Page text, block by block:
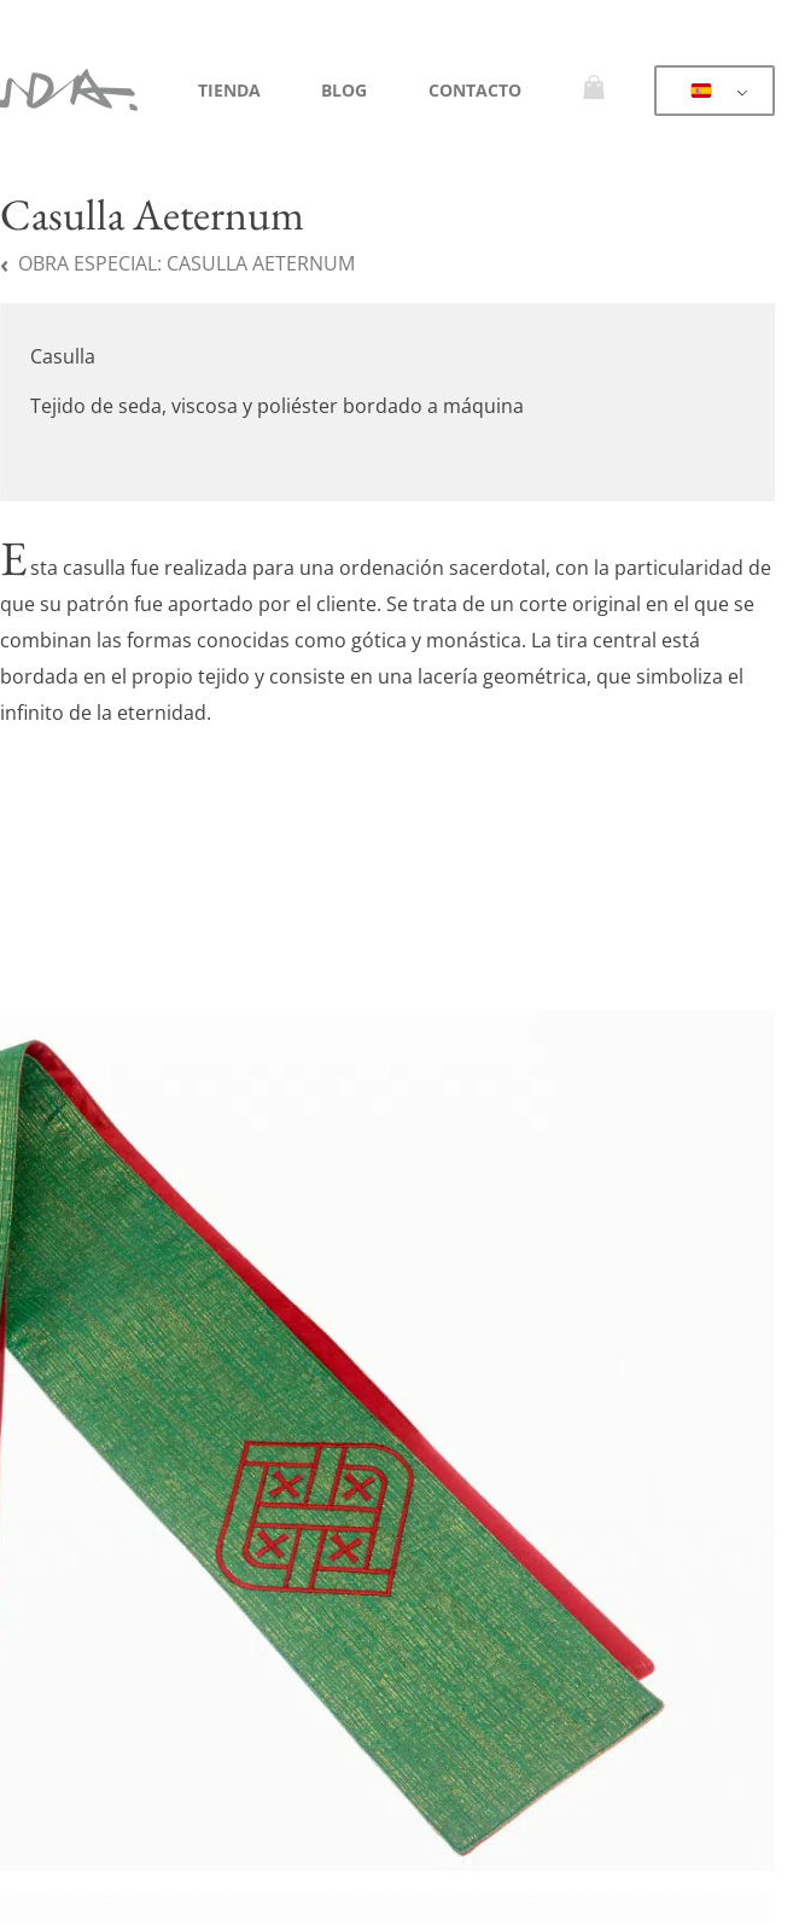
TIENDA BLOG CONTACTO
Casulla Aeternum
OBRA ESPECIAL: CASULLA AETERNUM
Casulla
Tejido de seda, viscosa y poliéster bordado a máquina
Esta casulla fue realizada para una ordenación sacerdotal, con la particularidad de
que su patrón fue aportado por el cliente. Se trata de un corte original en el que se
combinan las formas conocidas como gótica y monástica. La tira central está
bordada en el propio tejido y consiste en una lacería geométrica, que simboliza el
infinito de la eternidad.